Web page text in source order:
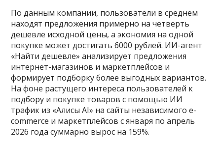
По данным компании, пользователи в среднем
находят предложения примерно на четверть
дешевле исходной цены, а экономия на одной
покупке может достигать 6000 рублей. ИИ-агент
«Найти дешевле» анализирует предложения
интернет-магазинов и маркетплейсов и
формирует подборку более выгодных вариантов.
На фоне растущего интереса пользователей к
подбору и покупке товаров с помощью ИИ
трафик из «Алисы AI» на сайты независимого e-
commerce и маркетплейсов с января по апрель
2026 года суммарно вырос на 159%.